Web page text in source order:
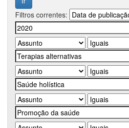
Filtros correntes: